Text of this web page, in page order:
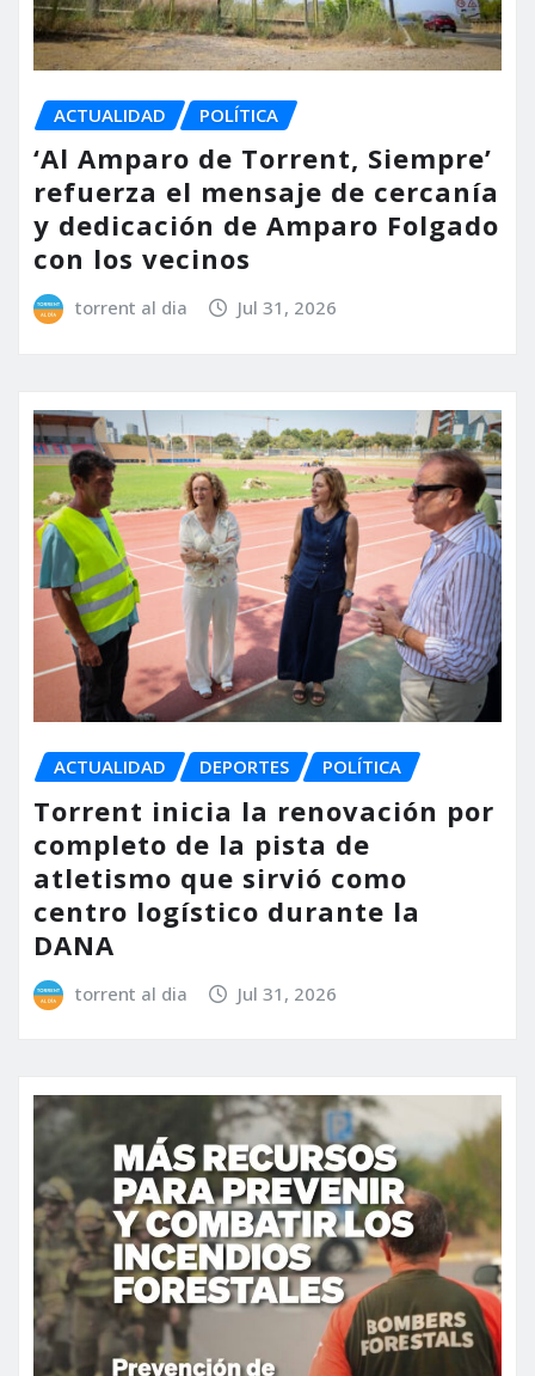
ACTUALIDAD POLÍTICA
‘Al Amparo de Torrent, Siempre’
refuerza el mensaje de cercanía
y dedicación de Amparo Folgado
con los vecinos
torrent al dia Jul 31, 2026
ACTUALIDAD DEPORTES POLÍTICA
Torrent inicia la renovación por
completo de la pista de
atletismo que sirvió como
centro logístico durante la
DANA
torrent al dia Jul 31, 2026